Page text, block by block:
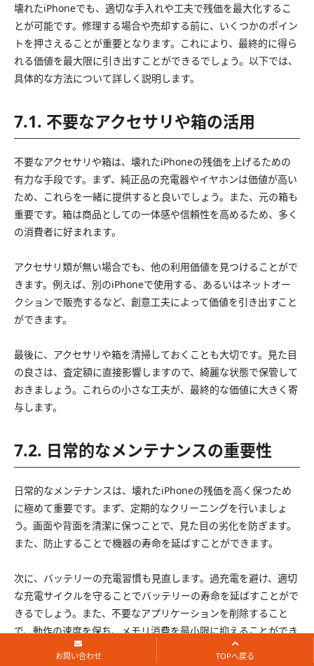
壊れたiPhoneでも、適切な手入れや工夫で残価を最大化するこ
とが可能です。修理する場合や売却する前に、いくつかのポイン
トを押さえることが重要となります。これにより、最終的に得ら
れる価値を最大限に引き出すことができるでしょう。以下では、
具体的な方法について詳しく説明します。
7.1. 不要なアクセサリや箱の活用
不要なアクセサリや箱は、壊れたiPhoneの残価を上げるための
有力な手段です。まず、純正品の充電器やイヤホンは価値が高い
ため、これらを一緒に提供すると良いでしょう。また、元の箱も
重要です。箱は商品としての一体感や信頼性を高めるため、多く
の消費者に好まれます。
アクセサリ類が無い場合でも、他の利用価値を見つけることがで
きます。例えば、別のiPhoneで使用する、あるいはネットオー
クションで販売するなど、創意工夫によって価値を引き出すこと
ができます。
最後に、アクセサリや箱を清掃しておくことも大切です。見た目
の良さは、査定額に直接影響しますので、綺麗な状態で保管して
おきましょう。これらの小さな工夫が、最終的な価値に大きく寄
与します。
7.2. 日常的なメンテナンスの重要性
日常的なメンテナンスは、壊れたiPhoneの残価を高く保つため
に極めて重要です。まず、定期的なクリーニングを行いましょ
う。画面や背面を清潔に保つことで、見た目の劣化を防ぎます。
また、防止することで機器の寿命を延ばすことができます。
次に、バッテリーの充電習慣も見直します。過充電を避け、適切
な充電サイクルを守ることでバッテリーの寿命を延ばすことがで
きるでしょう。また、不要なアプリケーションを削除すること
で、動作の速度を保ち、メモリ消費を最小限に抑えることができ
お問い合わせ TOPへ戻る